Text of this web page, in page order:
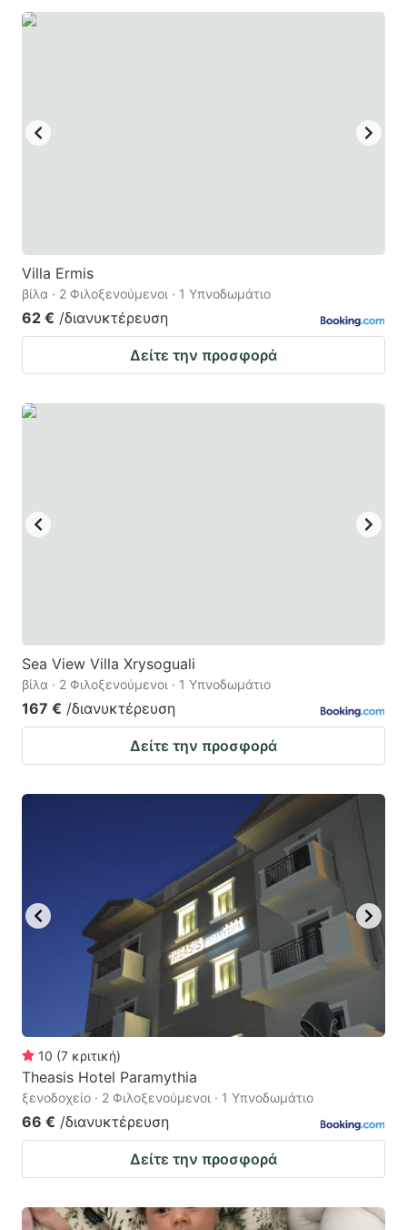
mark
dates.
mark
dates.
Villa Ermis
βίλα · 2 Φιλοξενούμενοι · 1 Υπνοδωμάτιο
62 € /διανυκτέρευση
Δείτε την προσφορά
Sea View Villa Xrysoguali
βίλα · 2 Φιλοξενούμενοι · 1 Υπνοδωμάτιο
167 € /διανυκτέρευση
Δείτε την προσφορά
10 (7 κριτική)
Theasis Hotel Paramythia
ξενοδοχείο · 2 Φιλοξενούμενοι · 1 Υπνοδωμάτιο
66 € /διανυκτέρευση
Δείτε την προσφορά